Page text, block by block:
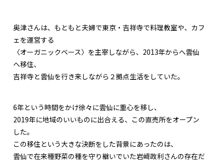
奥津さんは、もともと夫婦で東京・吉祥寺で料理教室や、カフ
ェを運営する
〈オーガニックベース〉を主宰しながら、2013年からへ雲仙
へ移住、
吉祥寺と雲仙を行き来しながら２拠点生活をしていた。
6年という時間をかけ徐々に雲仙に重心を移し、
2019年に地域のいいものに出合える、この直売所をオープン
した。
この移住という大きな決断をした背景にあったのは、
雲仙で在来種野菜の種を守り継いでいた岩﨑政利さんの存在だ